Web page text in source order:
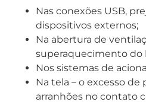
Nas conexões USB,
dispositivos externos;
Na abertura de
superaquecimento do
Nos sistemas de
Na tela – o excesso de
arranhões no contato